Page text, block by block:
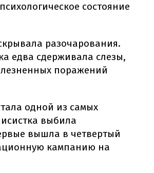
состояние
разочарования.
едва сдерживала слезы,
поражений
одной из самых
выбила
вышла в четвертый
кампанию на